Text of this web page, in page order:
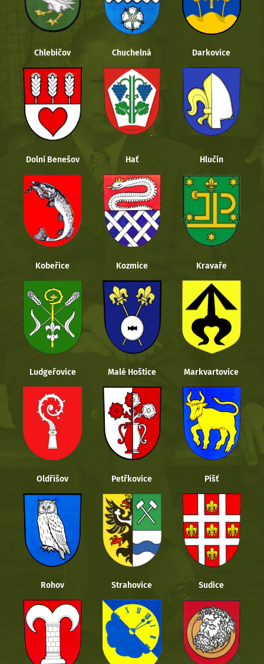
Chlebičov Chuchelná Darkovice
Dolní Benešov Hať Hlučín
Kobeřice Kozmice Kravaře
Ludgeřovice Malé Hoštice Markvartovice
Oldřišov Petřkovice Píšť
Rohov Strahovice Sudice